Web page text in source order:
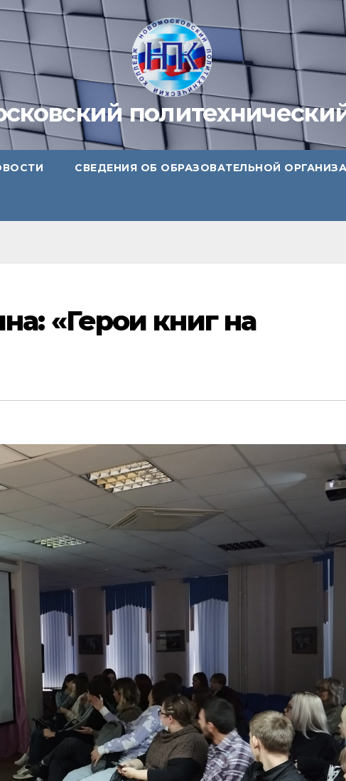
СВЕДЕНИЯ ОБ ОБРАЗОВАТЕЛЬНОЙ
«Герои книг на